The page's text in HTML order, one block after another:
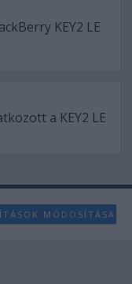
KEY2 LE
a KEY2 LE
MÓDOSÍTÁSA